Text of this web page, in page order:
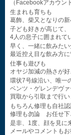
（Facebookアカウン
生まれも育ちも
葛飾、柴又となりの
子ども好きが高じて、
4人の息子に囲まれて
早く、一緒に飲みたい
最近控え目な飲み方
仕事も遊びも
オヤジ加減の熱さが好
環状7号線沿い、唯一
ベンツ・ゲレンデヴ
買取から引取まで行い
もちろん修理も自社
修理も勿論 お任せ下
是非、1度、顔を見に
メールやコメントもお